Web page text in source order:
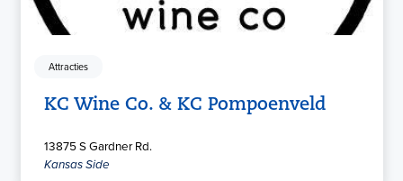
Attracties
KC Wine Co. & KC Pompoenveld
13875 S Gardner Rd.
Kansas Side